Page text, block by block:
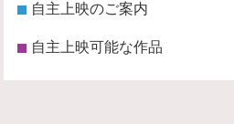
自主上映のご案内
自主上映可能な作品